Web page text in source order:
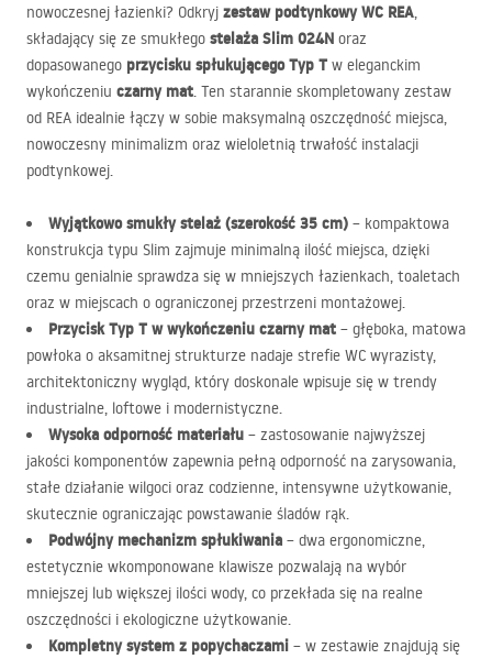
nowoczesnej łazienki? Odkryj zestaw podtynkowy WC REA,
składający się ze smukłego stelaża Slim 024N oraz
dopasowanego przycisku spłukującego Typ T w eleganckim
wykończeniu czarny mat. Ten starannie skompletowany zestaw
od REA idealnie łączy w sobie maksymalną oszczędność miejsca,
nowoczesny minimalizm oraz wieloletnią trwałość instalacji
podtynkowej.
Wyjątkowo smukły stelaż (szerokość 35 cm) – kompaktowa
konstrukcja typu Slim zajmuje minimalną ilość miejsca, dzięki
czemu genialnie sprawdza się w mniejszych łazienkach, toaletach
oraz w miejscach o ograniczonej przestrzeni montażowej.
Przycisk Typ T w wykończeniu czarny mat – głęboka, matowa
powłoka o aksamitnej strukturze nadaje strefie WC wyrazisty,
architektoniczny wygląd, który doskonale wpisuje się w trendy
industrialne, loftowe i modernistyczne.
Wysoka odporność materiału – zastosowanie najwyższej
jakości komponentów zapewnia pełną odporność na zarysowania,
stałe działanie wilgoci oraz codzienne, intensywne użytkowanie,
skutecznie ograniczając powstawanie śladów rąk.
Podwójny mechanizm spłukiwania – dwa ergonomiczne,
estetycznie wkomponowane klawisze pozwalają na wybór
mniejszej lub większej ilości wody, co przekłada się na realne
oszczędności i ekologiczne użytkowanie.
Kompletny system z popychaczami – w zestawie znajdują się